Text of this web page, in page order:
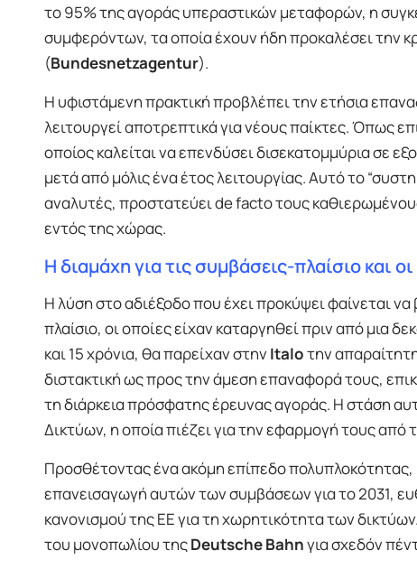
το 95% της αγοράς υπεραστικών μεταφορών, η
συμφερόντων, τα οποία έχουν ήδη προκαλέσει την
(Bundesnetzagentur).
Η υφιστάμενη πρακτική προβλέπει την ετήσια
λειτουργεί αποτρεπτικά για νέους παίκτες. Όπως
οποίος καλείται να επενδύσει δισεκατομμύρια σε
μετά από μόλις ένα έτος λειτουργίας. Αυτό το
αναλυτές, προστατεύει de facto τους
εντός της χώρας.
Η διαμάχη για τις συμβάσεις-πλαίσιο και
Η λύση στο αδιέξοδο που έχει προκύψει φαίνεται
πλαίσιο, οι οποίες είχαν καταργηθεί πριν από μια
και 15 χρόνια, θα παρείχαν στην Italoτην
διστακτική ως προς την άμεση επαναφορά τους,
τη διάρκεια πρόσφατης έρευνας αγοράς. Η στάση
Δικτύων, η οποία πιέζει για την εφαρμογή τους
Προσθέτοντας ένα ακόμη επίπεδο πολυπλοκότητας,
επανεισαγωγή αυτών των συμβάσεων για το 2031,
κανονισμού της ΕΕ για τη χωρητικότητα των
του μονοπωλίου τηςDeutsche Bahnγια σχεδόν